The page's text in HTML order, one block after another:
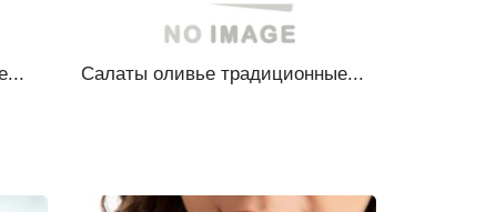
Салаты оливье традиционные...